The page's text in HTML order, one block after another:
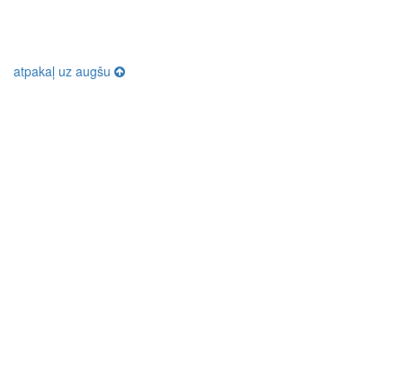
atpakaļ uz augšu